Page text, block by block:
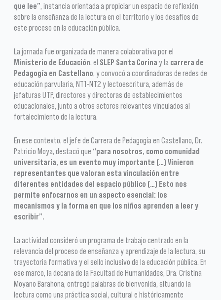
que lee” , instancia orientada a propiciar un espacio de reflexión
sobre la enseñanza de la lectura en el territorio y los desafíos de
este proceso en la educación pública.
La jornada fue organizada de manera colaborativa por el
Ministerio de Educación, el SLEP Santa Corina y la carrera de
Pedagogía en Castellano, y convocó a coordinadoras de redes de
educación parvularia, NT1-NT2 y lectoescritura, además de
jefaturas UTP, directores y directoras de establecimientos
educacionales, junto a otros actores relevantes vinculados al
fortalecimiento de la lectura.
En ese contexto, el jefe de Carrera de Pedagogía en Castellano, Dr.
Patricio Moya, destacó que “para nosotros, como comunidad
universitaria, es un evento muy importante (…) Vinieron
representantes que valoran esta vinculación entre
diferentes entidades del espacio público (…) Esto nos
permite enfocarnos en un aspecto esencial: los
mecanismos y la forma en que los niños aprenden a leer y
escribir”.
La actividad consideró un programa de trabajo centrado en la
relevancia del proceso de enseñanza y aprendizaje de la lectura, su
trayectoria formativa y el sello inclusivo de la educación pública. En
ese marco, la decana de la Facultad de Humanidades, Dra. Cristina
Moyano Barahona, entregó palabras de bienvenida, situando la
lectura como una práctica social, cultural e históricamente